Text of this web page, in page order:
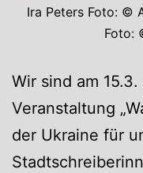
Ira Peters Foto: ©
Foto:
Wir sind am
Veranstaltung
der Ukraine für